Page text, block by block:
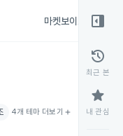
마켓보이스
4개 테마 더보기 add
right_panel_open
history
최근 본
star
내 관심